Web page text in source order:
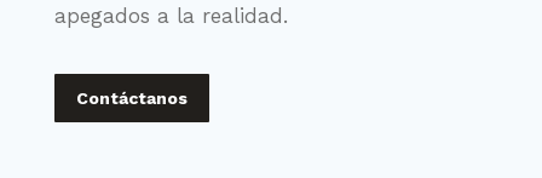
apegados a la realidad.
Contáctanos